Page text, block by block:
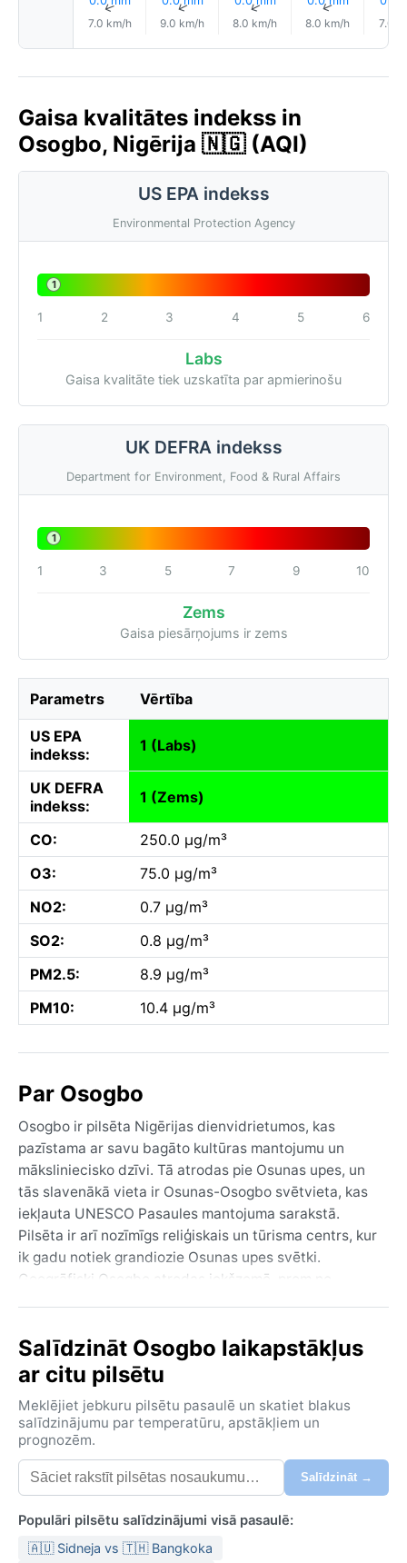
↑
7.0 km/h
↑
9.0 km/h
↑
8.0 km/h
↑
8.0 km/h 7.0
Gaisa kvalitātes indekss in
Osogbo, Nigērija 🇳🇬 (AQI)
US EPA indekss
Environmental Protection Agency
1
1 2 3 4 5 6
Labs
Gaisa kvalitāte tiek uzskatīta par apmierinošu
UK DEFRA indekss
Department for Environment, Food & Rural Affairs
1
1 3 5 7 9 10
Zems
Gaisa piesārņojums ir zems
Parametrs Vērtība
US EPA
indekss:
1 (Labs)
UK DEFRA
indekss:
1 (Zems)
CO:
250.0 µg/m³
O3:
75.0 µg/m³
NO2:
0.7 µg/m³
SO2:
0.8 µg/m³
PM2.5:
8.9 µg/m³
PM10:
10.4 µg/m³
Par Osogbo
Osogbo ir pilsēta Nigērijas dienvidrietumos, kas
pazīstama ar savu bagāto kultūras mantojumu un
māksliniecisko dzīvi. Tā atrodas pie Osunas upes, un
tās slavenākā vieta ir Osunas-Osogbo svētvieta, kas
iekļauta UNESCO Pasaules mantojuma sarakstā.
Pilsēta ir arī nozīmīgs reliģiskais un tūrisma centrs, kur
ik gadu notiek grandiozie Osunas upes svētki.
Ģeogrāfiski Osogbo atrodas iekšzemē, prom no
Pēc Köppen klimata klasifikācijas Osogbo valda
tropiskā savanna (Aw). Tas nozīmē skaidri izteiktu
lietus un sauso sezonu. Lietus sezona ilgst no aprīļa
līdz oktobrim – šajā laikā nokrišņu daudzums ir liels,
mitrums augsts, un temperatūra svārstās ap 30°C.
Sausā sezona no novembra līdz martam ir karsta un
saulaina, ar zemāku mitrumu, bet joprojām karsta.
lietussargu vai lietusmēteli lietus sezonai, kā arī
saules aizsargkrēmu un cepuri visu gadu.
Salīdzināt Osogbo laikapstākļus
ar citu pilsētu
Meklējiet jebkuru pilsētu pasaulē un skatiet blakus
salīdzinājumu par temperatūru, apstākļiem un
prognozēm.
Salīdzināt →
Populāri pilsētu salīdzinājumi visā pasaulē:
🇦🇺 Sidneja vs 🇹🇭 Bangkoka